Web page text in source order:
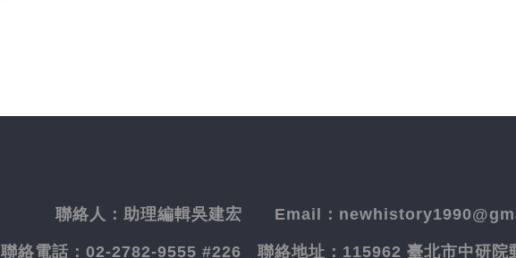
聯絡人： 助理編輯吳建宏 Email：
聯絡電話： 02-2782-9555 #226 聯絡地址： 115962 臺北市中研院